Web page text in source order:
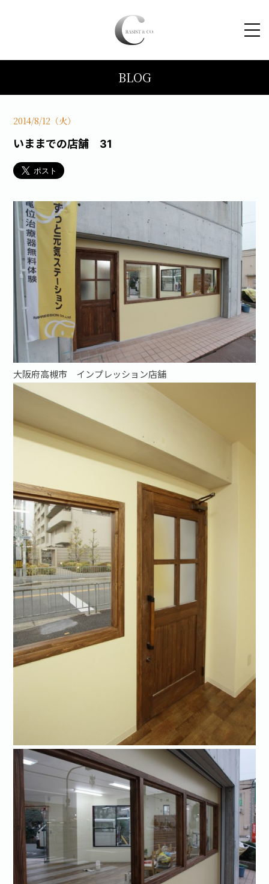
コンセプト
ブログ
会社案内
お問い合わせ·資料請求
BLOG
2014/8/12（火）
いままでの店舗 31
大阪府高槻市 インプレッション店舗